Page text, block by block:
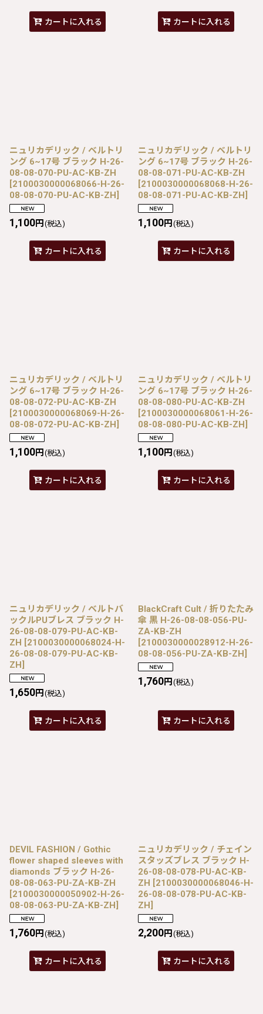
カートに入れる カートに入れる
ニュリカデリック / ベルトリ
ング 6~17号 ブラック H-26-
08-08-070-PU-AC-KB-ZH
[2100030000068066-H-26-
08-08-070-PU-AC-KB-ZH]
1,100円 (税込)
カートに入れる
ニュリカデリック / ベルトリ
ング 6~17号 ブラック H-26-
08-08-071-PU-AC-KB-ZH
[2100030000068068-H-26-
08-08-071-PU-AC-KB-ZH]
1,100円 (税込)
カートに入れる
ニュリカデリック / ベルトリ
ング 6~17号 ブラック H-26-
08-08-072-PU-AC-KB-ZH
[2100030000068069-H-26-
08-08-072-PU-AC-KB-ZH]
1,100円 (税込)
カートに入れる
ニュリカデリック / ベルトリ
ング 6~17号 ブラック H-26-
08-08-080-PU-AC-KB-ZH
[2100030000068061-H-26-
08-08-080-PU-AC-KB-ZH]
1,100円 (税込)
カートに入れる
ニュリカデリック / ベルトバ
ックルPUブレス ブラック H-
26-08-08-079-PU-AC-KB-
ZH [2100030000068024-H-
26-08-08-079-PU-AC-KB-
ZH]
1,650円 (税込)
カートに入れる
BlackCraft Cult / 折りたたみ
傘 黒 H-26-08-08-056-PU-
ZA-KB-ZH
[2100030000028912-H-26-
08-08-056-PU-ZA-KB-ZH]
1,760円 (税込)
カートに入れる
DEVIL FASHION / Gothic
flower shaped sleeves with
diamonds ブラック H-26-
08-08-063-PU-ZA-KB-ZH
[2100030000050902-H-26-
08-08-063-PU-ZA-KB-ZH]
1,760円 (税込)
カートに入れる
ニュリカデリック / チェイン
スタッズブレス ブラック H-
26-08-08-078-PU-AC-KB-
ZH [2100030000068046-H-
26-08-08-078-PU-AC-KB-
ZH]
2,200円 (税込)
カートに入れる